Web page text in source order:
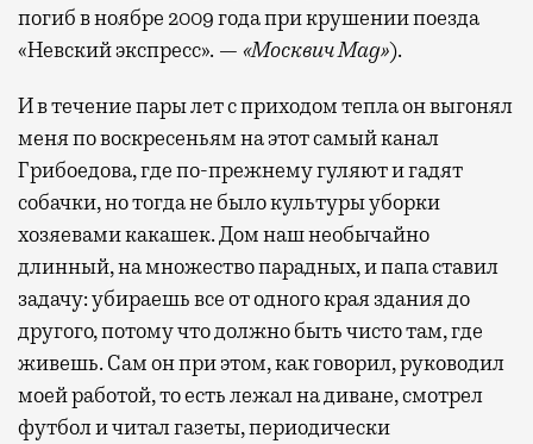
погиб в ноябре 2009 года при крушении поезда
«Невский экспресс». — «Москвич Mag»).
И в течение пары лет с приходом тепла он выгонял
меня по воскресеньям на этот самый канал
Грибоедова, где по-прежнему гуляют и гадят
собачки, но тогда не было культуры уборки
хозяевами какашек. Дом наш необычайно
длинный, на множество парадных, и папа ставил
задачу: убираешь все от одного края здания до
другого, потому что должно быть чисто там, где
живешь. Сам он при этом, как говорил, руководил
моей работой, то есть лежал на диване, смотрел
футбол и читал газеты, периодически